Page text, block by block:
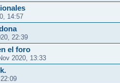
14:57
22:39
el foro
2020, 13:33